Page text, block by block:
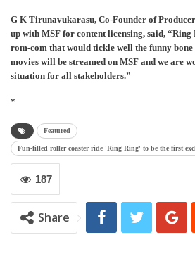
G K Tirunavukarasu, Co-Founder of
up with MSF for content licensing, said,
rom-com that would tickle well the funny
movies will be streamed on MSF and we are
situation for all stakeholders.”
*
Featured
Fun-filled roller coaster ride 'Ring Ring' to be the first
187
Share